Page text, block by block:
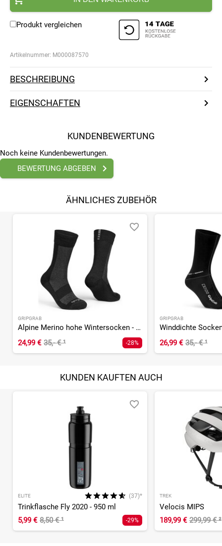
Produkt vergleichen
Artikelnummer: M000087570
BESCHREIBUNG
EIGENSCHAFTEN
KUNDENBEWERTUNG
Noch keine Kundenbewertungen.
BEWERTUNG ABGEBEN
ÄHNLICHES ZUBEHÖR
GRIPGRAB
Alpine Merino hohe Wintersocken - 2026
24,99 € 35,- €¹ -28%
GRIPGRAB
26,99 € 35,- €¹
KUNDEN KAUFTEN AUCH
ELITE (37)*
Trinkflasche Fly 2020 - 950 ml
5,99 € 8,50 €¹ -29%
TREK
Velocis MIPS
189,99 € 299,99 €²